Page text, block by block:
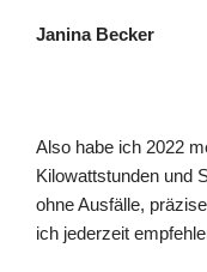
Janina Becker
Also habe ich 2022
Kilowattstunden und
ohne Ausfälle,
ich jederzeit